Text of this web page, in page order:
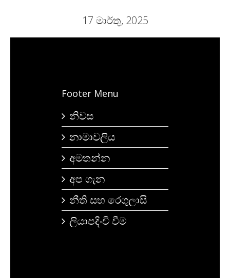
17 මාර්තු, 2025
Footer Menu
නිවස
නාමාවලිය
අමතන්න
අප ගැන
නීති සහ රෙගුලාසි
ලියාපදිංචි වීම